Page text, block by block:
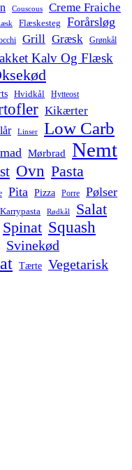
Couscous Creme Fraiche
Flæskesteg Forårsløg
Grill Græsk Grønkål
Kalv Og Flæsk
Hvidkål Hytteost
Kikærter
Linser Low Carb
Mørbrad Nemt
Ovn Pasta
Pita Pizza Porre Pølser
Rødkål Salat
Spinat Squash
Svinekød
Tærte Vegetarisk